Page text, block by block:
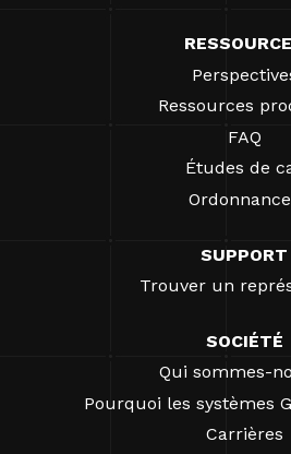
Ressources
FAQ
Études de
SUPPORT
Trouver un
SOCIÉTÉ
Qui sommes-
Pourquoi les systèmes
Carrières